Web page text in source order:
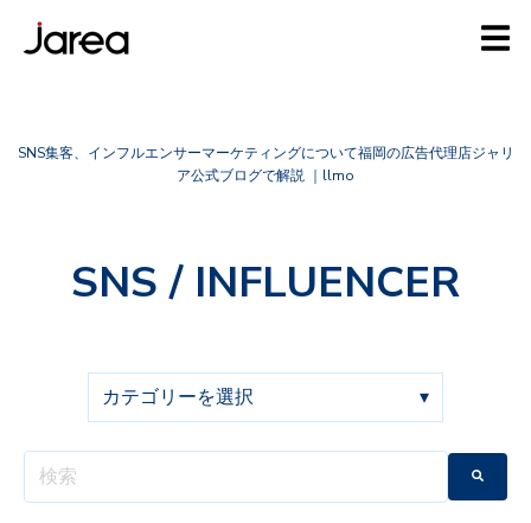
SNS集客、インフルエンサーマーケティングについて福岡の広告代理店ジャリ
ア公式ブログで解説 ｜llmo
SNS / INFLUENCER